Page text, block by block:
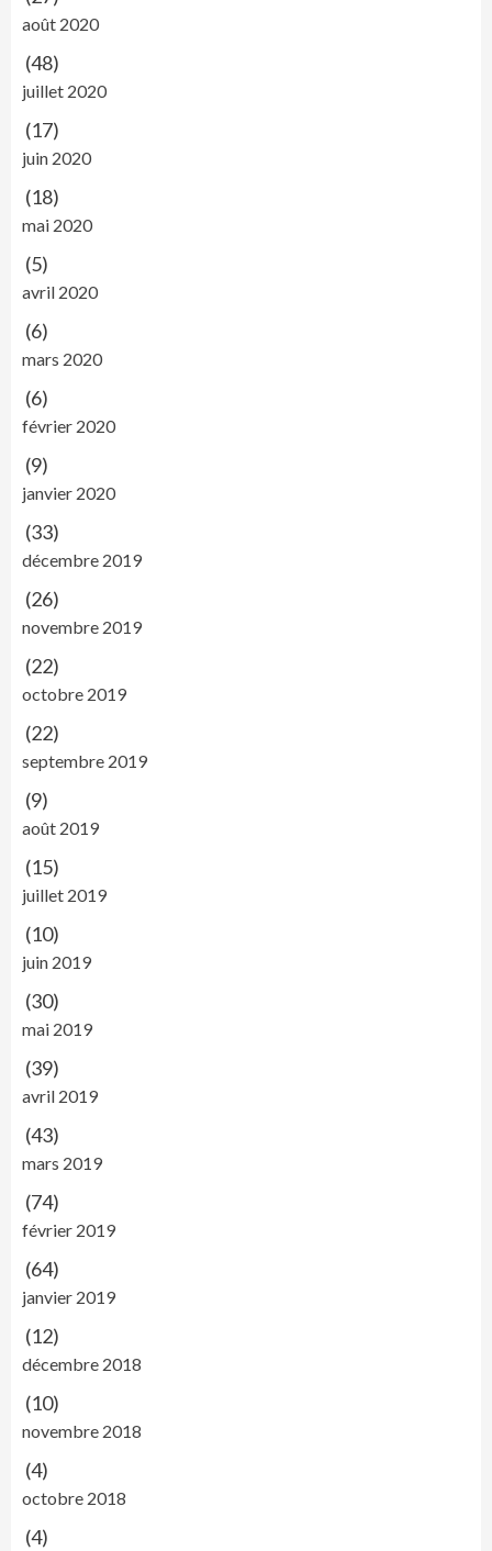
août 2020
(48)
juillet 2020
(17)
juin 2020
(18)
mai 2020
(5)
avril 2020
(6)
mars 2020
(6)
février 2020
(9)
janvier 2020
(33)
décembre 2019
(26)
novembre 2019
(22)
octobre 2019
(22)
septembre 2019
(9)
août 2019
(15)
juillet 2019
(10)
juin 2019
(30)
mai 2019
(39)
avril 2019
(43)
mars 2019
(74)
février 2019
(64)
janvier 2019
(12)
décembre 2018
(10)
novembre 2018
(4)
octobre 2018
(4)